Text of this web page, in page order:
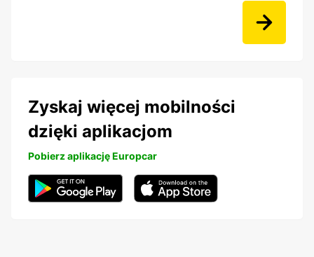
Zyskaj więcej mobilności
dzięki aplikacjom
Pobierz aplikację Europcar